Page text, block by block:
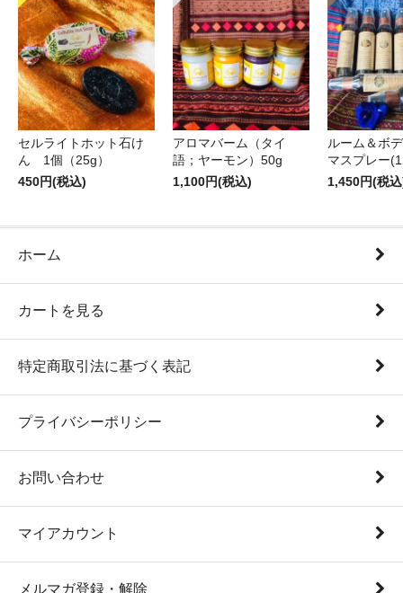
セルライトホット石け
ん 1個（25g）
450円(税込)
アロマバーム（タイ
語；ヤーモン）50g
1,100円(税込)
ルーム＆ボ
マスプレー
1,450円(税
ホーム
カートを見る
特定商取引法に基づく表記
プライバシーポリシー
お問い合わせ
マイアカウント
メルマガ登録・解除